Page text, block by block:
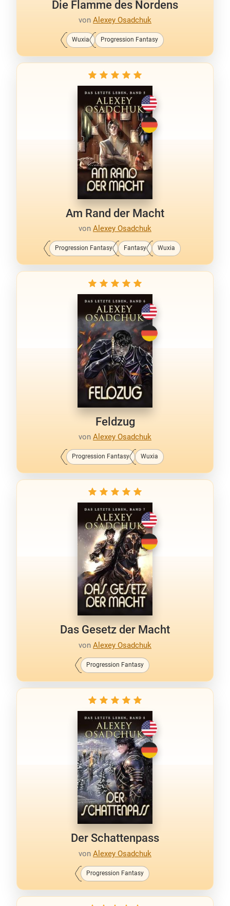
Die Flamme des Nordens
von Alexey Osadchuk
Wuxia Progression Fantasy
Am Rand der Macht
von Alexey Osadchuk
Progression Fantasy Fantasy Wuxia
Feldzug
von Alexey Osadchuk
Progression Fantasy Wuxia
Das Gesetz der Macht
von Alexey Osadchuk
Progression Fantasy
Der Schattenpass
von Alexey Osadchuk
Progression Fantasy